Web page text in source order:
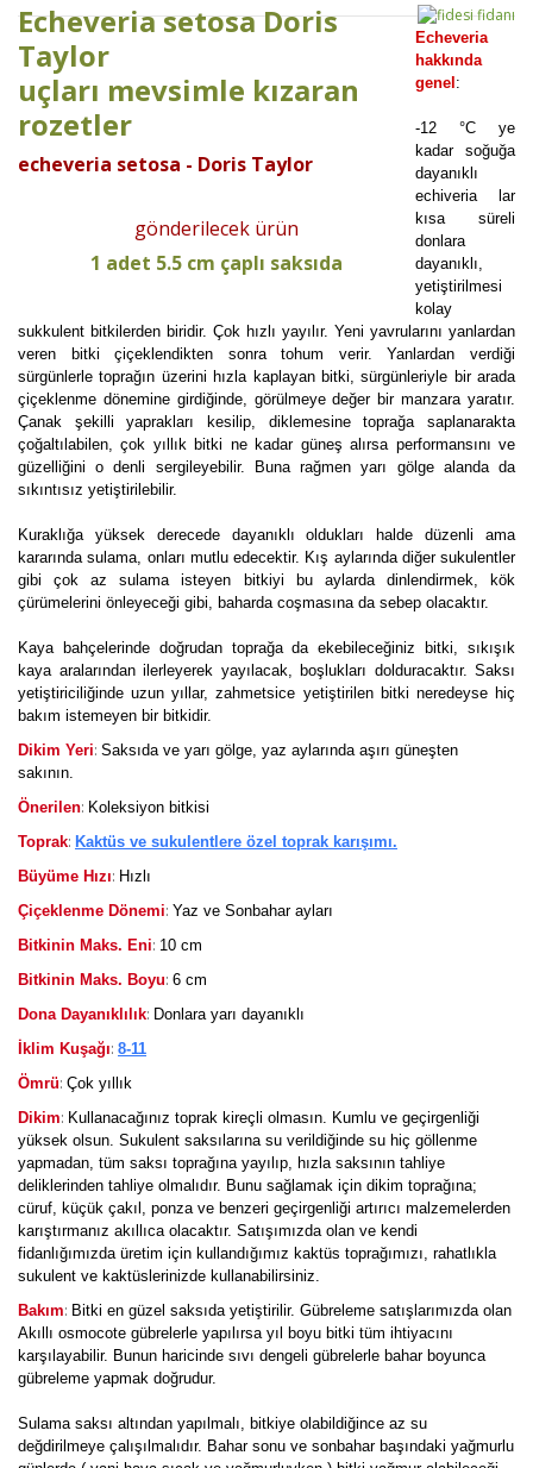
Echeveria setosa Doris
Taylor
uçları mevsimle kızaran
rozetler
echeveria setosa - Doris Taylor
gönderilecek ürün
1 adet 5.5 cm çaplı saksıda
Echeveria
hakkında
genel :
-12 °C ye
kadar soğuğa
dayanıklı
echiveria lar
kısa süreli
donlara
dayanıklı,
yetiştirilmesi
kolay
sukkulent bitkilerden biridir. Çok hızlı yayılır. Yeni yavrularını yanlardan
veren bitki çiçeklendikten sonra tohum verir. Yanlardan verdiği
sürgünlerle toprağın üzerini hızla kaplayan bitki, sürgünleriyle bir arada
çiçeklenme dönemine girdiğinde, görülmeye değer bir manzara yaratır.
Çanak şekilli yaprakları kesilip, diklemesine toprağa saplanarakta
çoğaltılabilen, çok yıllık bitki ne kadar güneş alırsa performansını ve
güzelliğini o denli sergileyebilir. Buna rağmen yarı gölge alanda da
sıkıntısız yetiştirilebilir.
Kuraklığa yüksek derecede dayanıklı oldukları halde düzenli ama
kararında sulama, onları mutlu edecektir. Kış aylarında diğer sukulentler
gibi çok az sulama isteyen bitkiyi bu aylarda dinlendirmek, kök
çürümelerini önleyeceği gibi, baharda coşmasına da sebep olacaktır.
Kaya bahçelerinde doğrudan toprağa da ekebileceğiniz bitki, sıkışık
kaya aralarından ilerleyerek yayılacak, boşlukları dolduracaktır. Saksı
yetiştiriciliğinde uzun yıllar, zahmetsice yetiştirilen bitki neredeyse hiç
bakım istemeyen bir bitkidir.
Dikim Yeri: Saksıda ve yarı gölge, yaz aylarında aşırı güneşten
sakının.
Önerilen: Koleksiyon bitkisi
Toprak: Kaktüs ve sukulentlere özel toprak karışımı.
Büyüme Hızı: Hızlı
Çiçeklenme Dönemi: Yaz ve Sonbahar ayları
Bitkinin Maks. Eni: 10 cm
Bitkinin Maks. Boyu: 6 cm
Dona Dayanıklılık: Donlara yarı dayanıklı
İklim Kuşağı: 8-11
Ömrü: Çok yıllık
Dikim: Kullanacağınız toprak kireçli olmasın. Kumlu ve geçirgenliği
yüksek olsun. Sukulent saksılarına su verildiğinde su hiç göllenme
yapmadan, tüm saksı toprağına yayılıp, hızla saksının tahliye
deliklerinden tahliye olmalıdır. Bunu sağlamak için dikim toprağına;
cüruf, küçük çakıl, ponza ve benzeri geçirgenliği artırıcı malzemelerden
karıştırmanız akıllıca olacaktır. Satışımızda olan ve kendi
fidanlığımızda üretim için kullandığımız kaktüs toprağımızı, rahatlıkla
sukulent ve kaktüslerinizde kullanabilirsiniz.
Bakım: Bitki en güzel saksıda yetiştirilir. Gübreleme satışlarımızda olan
Akıllı osmocote gübrelerle yapılırsa yıl boyu bitki tüm ihtiyacını
karşılayabilir. Bunun haricinde sıvı dengeli gübrelerle bahar boyunca
gübreleme yapmak doğrudur.
Sulama saksı altından yapılmalı, bitkiye olabildiğince az su
değdirilmeye çalışılmalıdır. Bahar sonu ve sonbahar başındaki yağmurlu